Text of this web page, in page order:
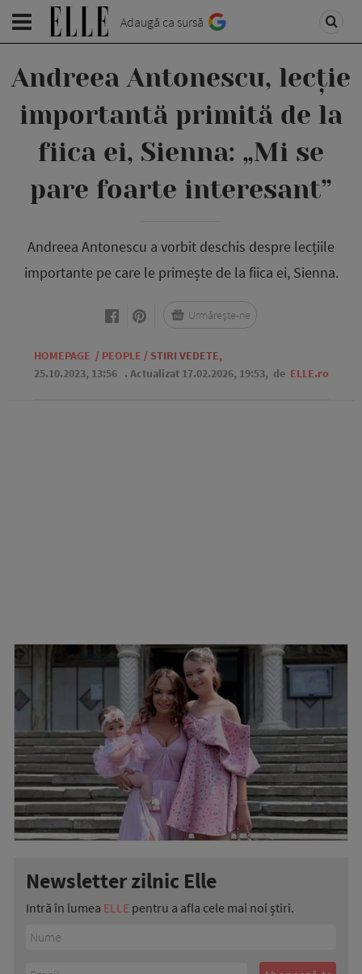
Adaugă ca sursă
Andreea Antonescu, lecție
importantă primită de la
fiica ei, Sienna: „Mi se
pare foarte interesant”
Andreea Antonescu a vorbit deschis despre lecțiile
importante pe care le primește de la fiica ei, Sienna.
HOMEPAGE / PEOPLE / STIRI VEDETE,
25.10.2023, 13:56 . Actualizat 17.02.2026, 19:53, de ELLE.ro
Urmărește-ne
Newsletter zilnic Elle
Intră în lumea ELLE pentru a afla cele mai noi știri.